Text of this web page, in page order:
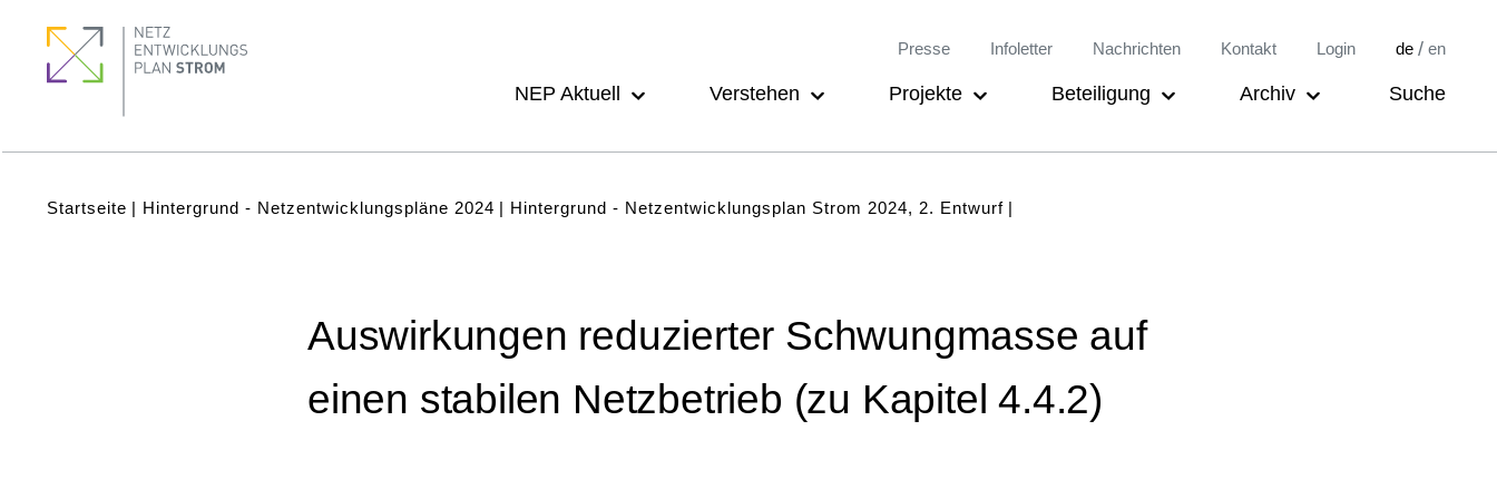
Inhalt
NEP Aktuell
Verstehen Projekte Beteiligung Archiv Suche
de / en
Meta-
Presse Infoletter Nachrichten Kontakt Login
(Main)Pfadnavigation
Startseite Hintergrund - Netzentwicklungspläne 2024 Hintergrund - Netzentwicklungsplan Strom 2024, 2. Entwurf
Auswirkungen reduzierter Schwungmasse auf
einen stabilen Netzbetrieb (zu Kapitel 4.4.2)
Menu
quick
links